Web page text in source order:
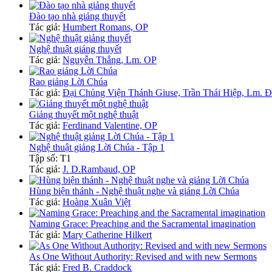
Đào tạo nhà giảng thuyết
Tác giả: Humbert Romans, OP
Nghệ thuật giảng thuyết
Tác giả: Nguyễn Thắng, Lm. OP
Rao giảng Lời Chúa
Tác giả: Đại Chủng Viện Thánh Giuse, Trần Thái Hiệp, Lm.
Giảng thuyết một nghệ thuật
Tác giả: Ferdinand Valentine, OP
Nghệ thuật giảng Lời Chúa - Tập 1
Tập số: T1
Tác giả: J. D.Rambaud, OP
Hùng biện thánh - Nghệ thuật nghe và giảng Lời Chúa
Tác giả: Hoàng Xuân Việt
Naming Grace: Preaching and the Sacramental imagination
Tác giả: Mary Catherine Hilkert
As One Without Authority: Revised and with new Sermons
Tác giả: Fred B. Craddock